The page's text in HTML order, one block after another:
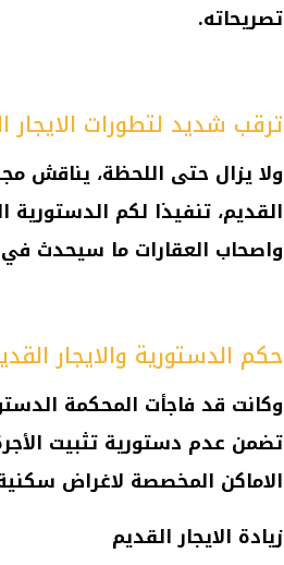
تصريحاته.
ترقب شديد لتطورات الايجار
ولا يزال حتى اللحظة، يناقش
القديم، تنفيذا لكم الدستورية
واصحاب العقارات ما سيحدث في
حكم الدستورية والايجار
وكانت قد فاجأت المحكمة
تضمن عدم دستورية تثبيت
الاماكن المخصصة لاغراض سكنية وفقا
زيادة الايجارالقديم